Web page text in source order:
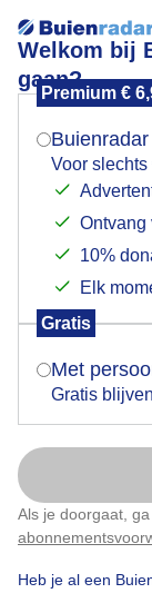
Welkom bij
gaan?
Premium €
Voor slechts
Ontvang
10%
Elk
Gratis
Met
Gratis
Als je doorgaat,
Heb je al een
Zwanen met
anderhalve
Door: Zwitserw
Mogen
Indien je
verschijnt